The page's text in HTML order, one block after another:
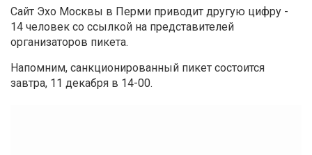
Сайт Эхо Москвы в Перми приводит другую цифру -
14 человек со ссылкой на представителей
организаторов пикета.
Напомним, санкционированный пикет состоится
завтра, 11 декабря в 14-00.